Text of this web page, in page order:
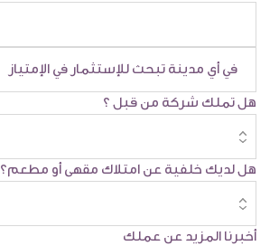
هل تملك شركة من قبل ؟
هل لديك خلفية عن امتلاك مقهى أو مطعم؟
أخبرنا المزيد عن عملك